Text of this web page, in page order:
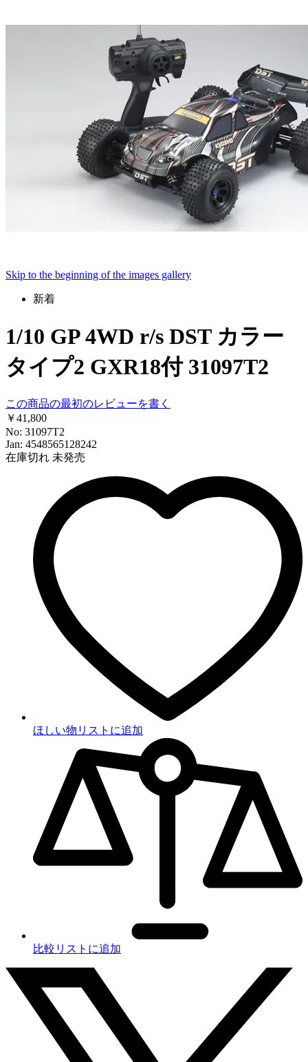
Skip to the beginning of the images gallery
新着
1/10 GP 4WD r/s DST カラー
タイプ2 GXR18付 31097T2
この商品の最初のレビューを書く
￥41,800
No: 31097T2
Jan: 4548565128242
在庫切れ 未発売
ほしい物リストに追加
比較リストに追加